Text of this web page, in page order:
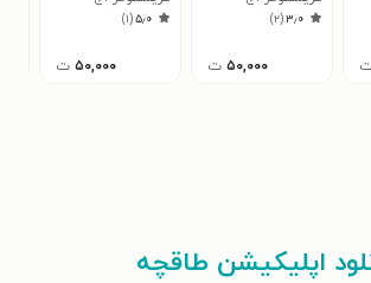
۳٫۰(۲)
۵۰,۰۰۰ ت
۵٫۰(۱)
۵۰,۰۰۰ ت
اپلیکیشن طاقچه